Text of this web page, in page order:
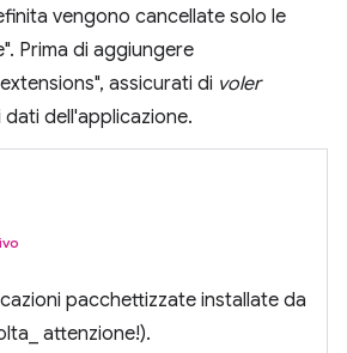
vengono cancellate solo le
Prima di aggiungere
assicurati di voler
dati dell'applicazione.
pacchettizzate installate da
attenzione!).